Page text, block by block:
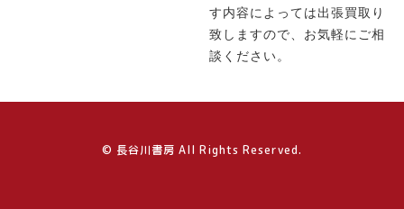
す内容によっては出張買取り
致しますので、お気軽にご相
談ください。
© 長谷川書房 All Rights Reserved.